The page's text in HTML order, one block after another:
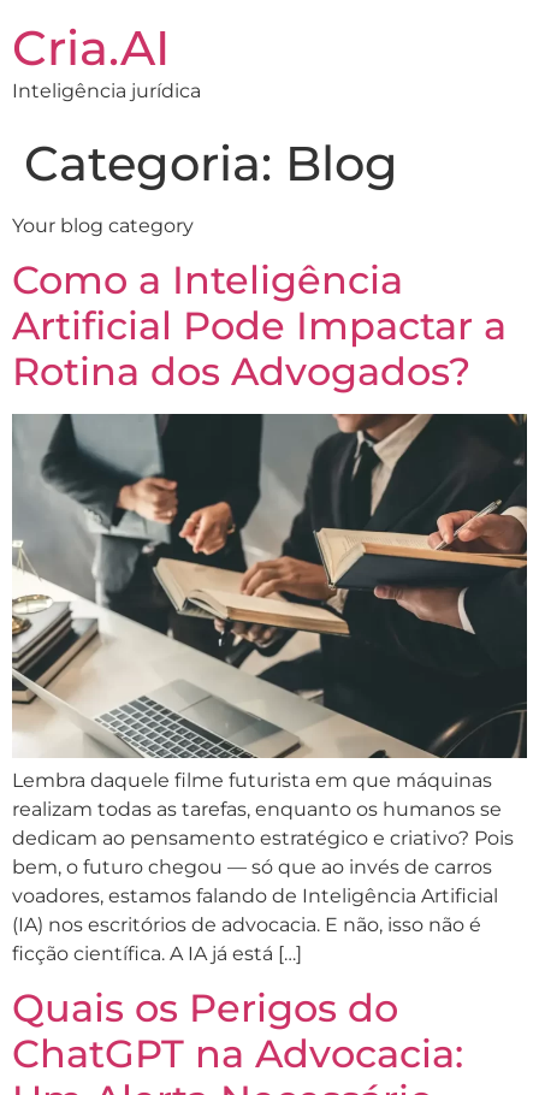
Cria.AI
Inteligência jurídica
Categoria: Blog
Your blog category
Como a Inteligência
Artificial Pode Impactar a
Rotina dos Advogados?
Lembra daquele filme futurista em que máquinas
realizam todas as tarefas, enquanto os humanos se
dedicam ao pensamento estratégico e criativo? Pois
bem, o futuro chegou — só que ao invés de carros
voadores, estamos falando de Inteligência Artificial
(IA) nos escritórios de advocacia. E não, isso não é
ficção científica. A IA já está […]
Quais os Perigos do
ChatGPT na Advocacia: